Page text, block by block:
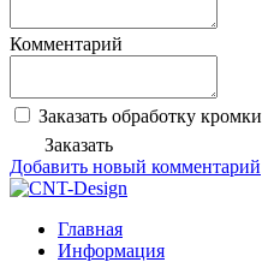
Комментарий
Заказать обработку кромки
Заказать
Добавить новый комментарий
Главная
Информация